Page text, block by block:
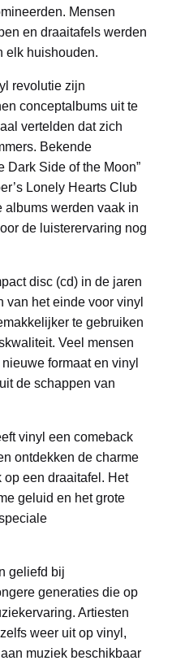
Mensen
en draaitafels werden
elk huishouden.
revolutie zijn
conceptalbums uit te
vertelden dat zich
Bekende
Dark Side of the Moon”
Lonely Hearts Club
albums werden vaak in
de luisterervaring nog
disc (cd) in de jaren
van het einde voor vinyl
te gebruiken
Veel mensen
formaat en vinyl
de schappen van
vinyl een comeback
ontdekken de charme
een draaitafel. Het
geluid en het grote
geliefd bij
generaties die op
Artiesten
weer uit op vinyl,
muziek beschikbaar